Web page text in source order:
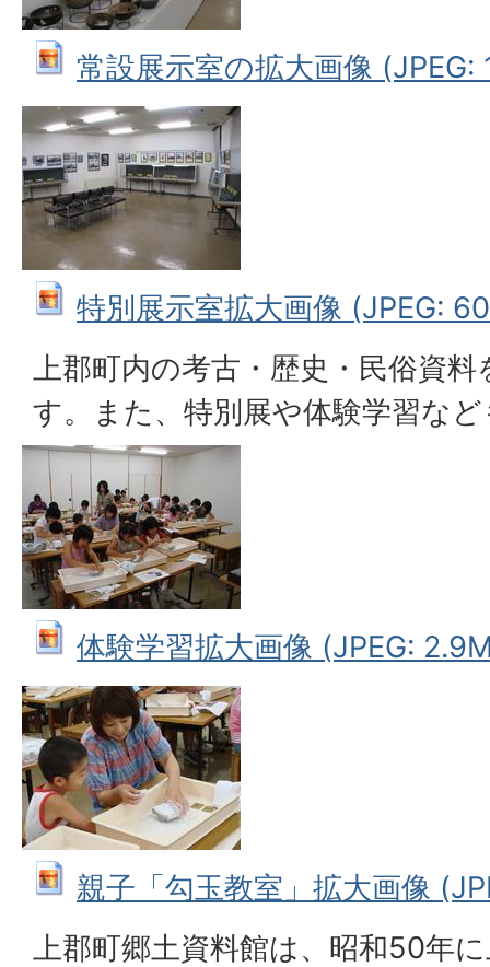
常設展示室の拡大画像 (JPEG:
特別展示室拡大画像 (JPEG:
上郡町内の考古・歴史・民俗資
す。また、特別展や体験学習な
体験学習拡大画像 (JPEG:
親子「勾玉教室」拡大画像
上郡町郷土資料館は、昭和50年